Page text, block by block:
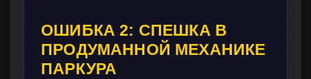
ОШИБКА 2: СПЕШКА В
ПРОДУМАННОЙ МЕХАНИКЕ
ПАРКУРА